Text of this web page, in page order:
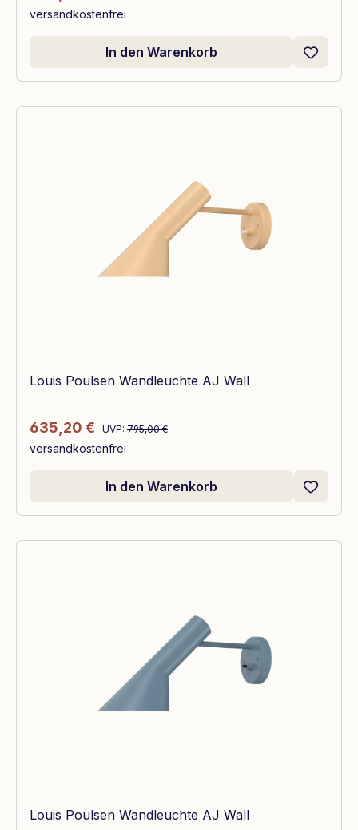
versandkostenfrei
In den Warenkorb
Louis Poulsen Wandleuchte AJ Wall
Verkaufspreis:
635,20 € Regulärer Preis:
UVP: 795,00 €
versandkostenfrei
In den Warenkorb
Louis Poulsen Wandleuchte AJ Wall